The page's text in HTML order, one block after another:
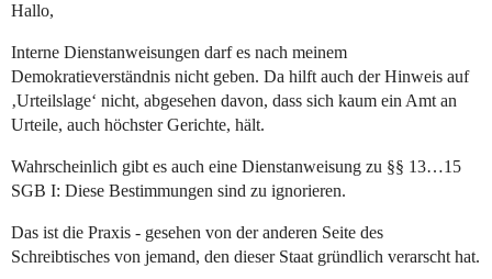
Hallo,
Interne Dienstanweisungen darf es nach meinem
Demokratieverständnis nicht geben. Da hilft auch der Hinweis auf
‚Urteilslage‘ nicht, abgesehen davon, dass sich kaum ein Amt an
Urteile, auch höchster Gerichte, hält.
Wahrscheinlich gibt es auch eine Dienstanweisung zu §§ 13…15
SGB I: Diese Bestimmungen sind zu ignorieren.
Das ist die Praxis - gesehen von der anderen Seite des
Schreibtisches von jemand, den dieser Staat gründlich verarscht hat.